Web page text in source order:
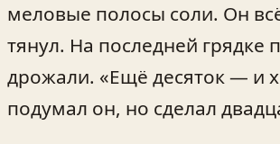
меловые полосы соли. Он
тянул. На последней грядке
дрожали. «Ещё десяток — и
подумал он, но сделал